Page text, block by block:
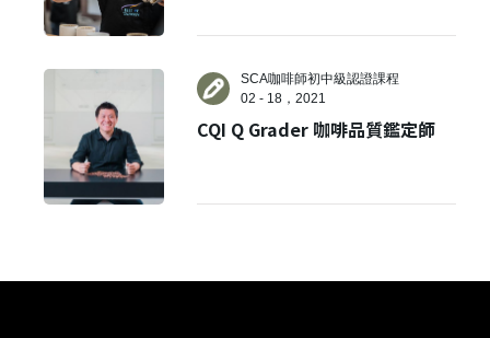
SCA咖啡師初中級認證課程
02 - 18，2021
CQI Q Grader 咖啡品質鑑定師